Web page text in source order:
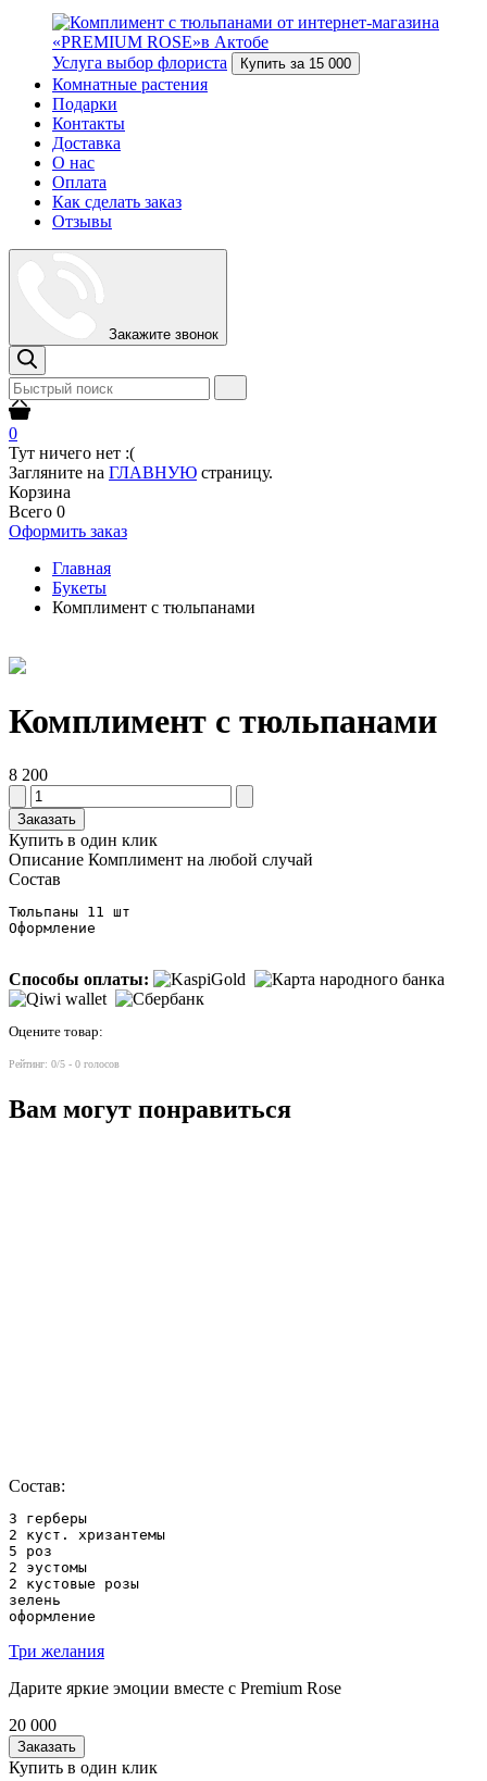
Услуга выбор флориста Купить за 15 000
Комнатные растения
Подарки
Контакты
Доставка
О нас
Оплата
Как сделать заказ
Отзывы
Закажите звонок
0
Тут ничего нет :(
Загляните на ГЛАВНУЮ страницу.
Корзина
Всего 0
Оформить заказ
Главная
Букеты
Комплимент с тюльпанами
Комплимент с тюльпанами
8 200
Заказать
Купить в один клик
Описание Комплимент на любой случай
Состав
Тюльпаны 11 шт
Оформление
Способы оплаты:
Оцените товар:
Рейтинг: 0/5 - 0 голосов
Вам могут понравиться
Состав:
3 герберы
2 куст. хризантемы
5 роз
2 эустомы
2 кустовые розы
зелень
оформление
Три желания
Дарите яркие эмоции вместе с Premium Rose
20 000
Заказать
Купить в один клик